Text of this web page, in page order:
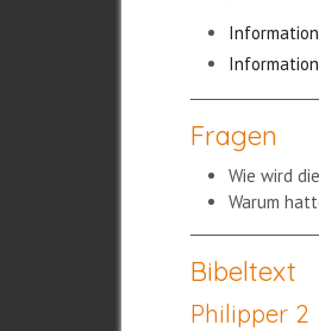
Fragen
Wie wird
Warum
Bibeltext
Philipper 2